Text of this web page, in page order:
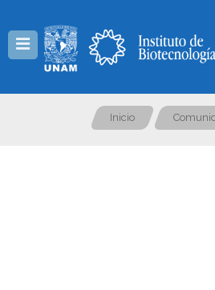
Inicio